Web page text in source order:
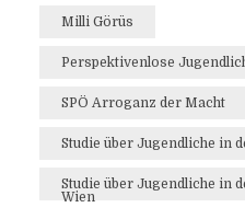
Milli Görüs
Perspektivenlose
SPÖ Arroganz der Macht
Studie über Jugendliche in
Studie über Jugendliche in
Wien